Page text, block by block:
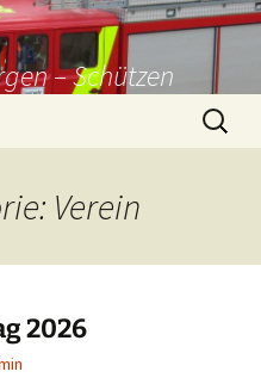
– Schützen
Suchen
nach:
Verein
2026